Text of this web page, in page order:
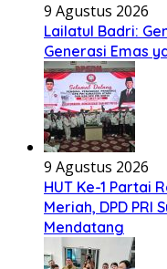
9 Agustus 2026
Lailatul Badri:
Generasi Emas
9 Agustus 2026
HUT Ke-1 Partai
Meriah, DPD PRI
Mendatang